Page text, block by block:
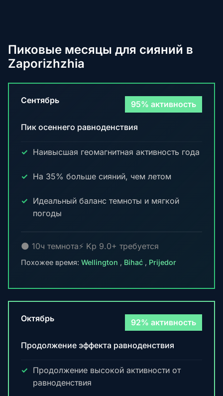
Пиковые месяцы для сияний в
Zaporizhzhia
Сентябрь 95% активность
Пик осеннего равноденствия
Наивысшая геомагнитная активность года
На 35% больше сияний, чем летом
Идеальный баланс темноты и мягкой
погоды
🌑 10ч темнота⚡ Kp 9.0+ требуется
Похожее время: Wellington , Bihać , Prijedor
Октябрь 92% активность
Продолжение эффекта равноденствия
Продолжение высокой активности от
равноденствия